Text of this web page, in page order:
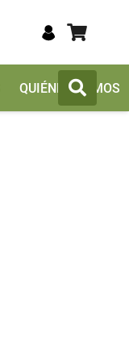
QUIÉNES SOMOS